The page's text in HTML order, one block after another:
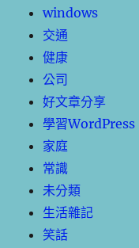
windows
交通
健康
公司
好文章分享
學習WordPress
家庭
常識
未分類
生活雜記
笑話